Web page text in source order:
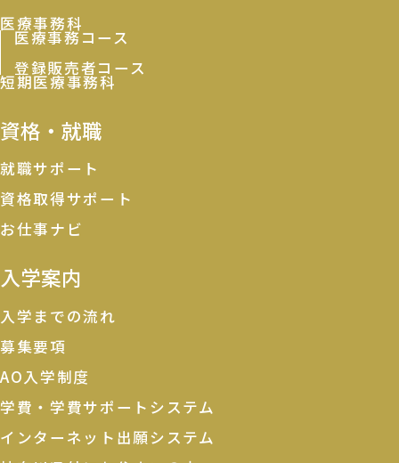
医療事務科
医療事務コース
登録販売者コース
短期医療事務科
資格・就職
就職サポート
資格取得サポート
お仕事ナビ
入学案内
入学までの流れ
募集要項
AO入学制度
学費・学費サポートシステム
インターネット出願システム